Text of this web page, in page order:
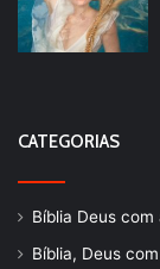
CATEGORIAS
Bíblia Deus com
Bíblia, Deus